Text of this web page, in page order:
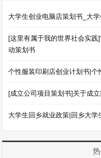
大学生创业电脑店策划书_大
[这里有属于我的世界社会实践
动策划书
个性服装印刷店创业计划书|个
[成立公司项目策划书]关于成
大学生回乡就业政策|回乡大学